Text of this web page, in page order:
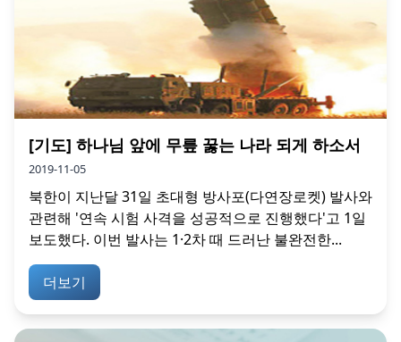
[기도] 하나님 앞에 무릎 꿇는 나라 되게 하소서
2019-11-05
북한이 지난달 31일 초대형 방사포(다연장로켓) 발사와
관련해 '연속 시험 사격을 성공적으로 진행했다'고 1일
보도했다. 이번 발사는 1·2차 때 드러난 불완전한...
더보기